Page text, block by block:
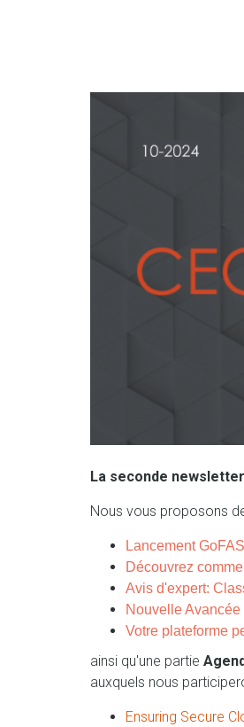
La seconde
Nous vous proposons
Lancement
Découvrez
Avis d'expert:
Nouvelle
Votre plateforme
ainsi qu'une partie
auxquels nous
Ensuring Secure